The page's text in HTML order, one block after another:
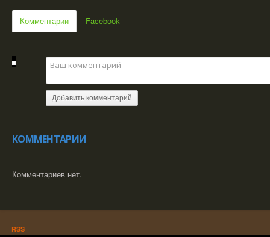
Комментарии Facebook
Добавить комментарий
КОММЕНТАРИИ
Комментариев нет.
RSS